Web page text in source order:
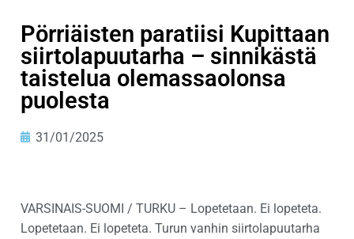
Pörriäisten paratiisi Kupittaan
siirtolapuutarha – sinnikästä
taistelua olemassaolonsa
puolesta
31/01/2025
VARSINAIS-SUOMI / TURKU – Lopetetaan. Ei lopeteta.
Lopetetaan. Ei lopeteta. Turun vanhin siirtolapuutarha